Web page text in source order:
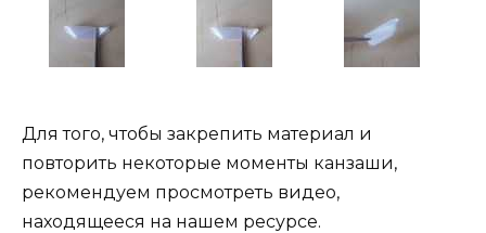
Для того, чтобы закрепить материал и
повторить некоторые моменты канзаши,
рекомендуем просмотреть видео,
находящееся на нашем ресурсе.